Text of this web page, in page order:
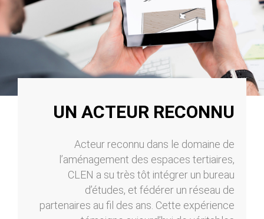
UN ACTEUR RECONNU
Acteur reconnu dans le domaine de
l’aménagement des espaces tertiaires,
CLEN a su très tôt intégrer un bureau
d’études, et fédérer un réseau de
partenaires au fil des ans. Cette expérience